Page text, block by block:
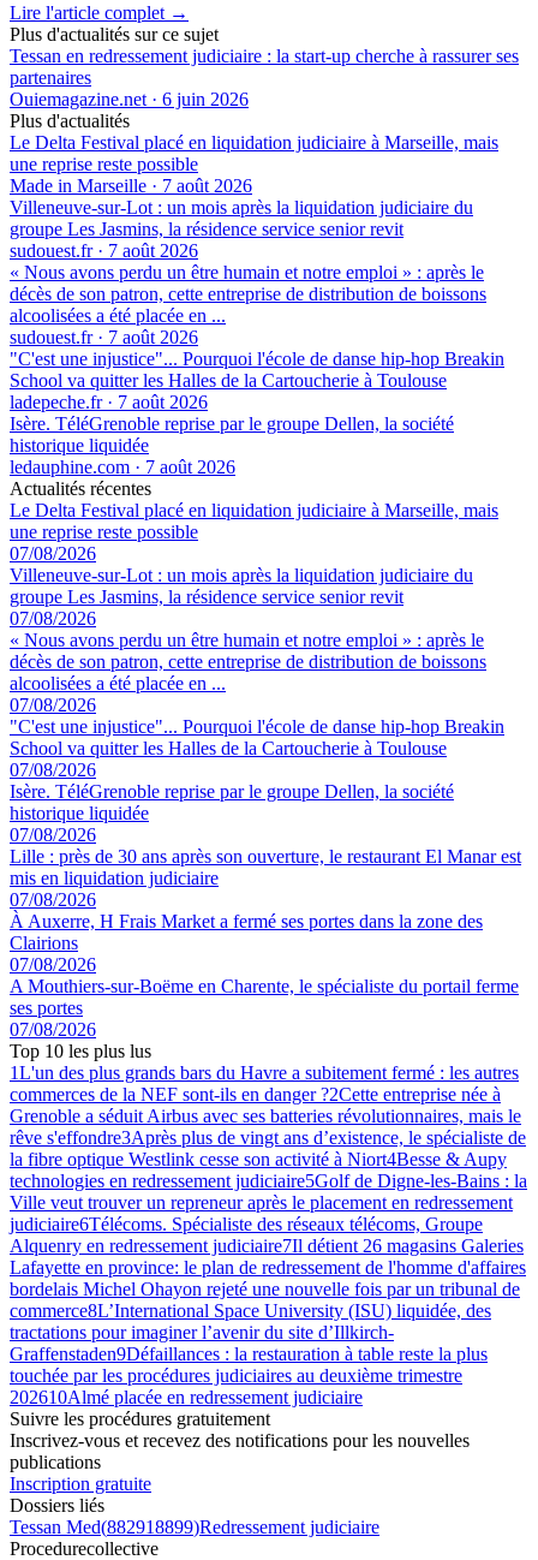
Lire l'article complet →
Plus d'actualités sur ce sujet
Tessan en redressement judiciaire : la start-up cherche à rassurer ses
partenaires
Ouiemagazine.net · 6 juin 2026
Plus d'actualités
Le Delta Festival placé en liquidation judiciaire à Marseille, mais
une reprise reste possible
Made in Marseille · 7 août 2026
Villeneuve-sur-Lot : un mois après la liquidation judiciaire du
groupe Les Jasmins, la résidence service senior revit
sudouest.fr· 7 août 2026
« Nous avons perdu un être humain et notre emploi » : après le
décès de son patron, cette entreprise de distribution de boissons
alcoolisées a été placée en ...
sudouest.fr· 7 août 2026
"C'est une injustice"... Pourquoi l'école de danse hip-hop Breakin
School va quitter les Halles de la Cartoucherie à Toulouse
ladepeche.fr· 7 août 2026
Isère. TéléGrenoble reprise par le groupe Dellen, la société
historique liquidée
ledauphine.com · 7 août 2026
Actualités récentes
Le Delta Festival placé en liquidation judiciaire à Marseille, mais
une reprise reste possible
07/08/2026
Villeneuve-sur-Lot : un mois après la liquidation judiciaire du
groupe Les Jasmins, la résidence service senior revit
07/08/2026
« Nous avons perdu un être humain et notre emploi » : après le
décès de son patron, cette entreprise de distribution de boissons
alcoolisées a été placée en ...
07/08/2026
"C'est une injustice"... Pourquoi l'école de danse hip-hop Breakin
School va quitter les Halles de la Cartoucherie à Toulouse
07/08/2026
Isère. TéléGrenoble reprise par le groupe Dellen, la société
historique liquidée
07/08/2026
Lille : près de 30 ans après son ouverture, le restaurant El Manar est
mis en liquidation judiciaire
07/08/2026
À Auxerre, H Frais Market a fermé ses portes dans la zone des
Clairions
07/08/2026
A Mouthiers-sur-Boëme en Charente, le spécialiste du portail ferme
ses portes
07/08/2026
Top 10 les plus lus
1L'un des plus grands bars du Havre a subitement fermé : les autres
commerces de la NEF sont-ils en danger ?2Cette entreprise née à
Grenoble a séduit Airbus avec ses batteries révolutionnaires, mais le
rêve s'effondre3Après plus de vingt ans d’existence, le spécialiste de
la fibre optique Westlink cesse son activité à Niort4Besse & Aupy
technologies en redressement judiciaire5Golf de Digne-les-Bains : la
Ville veut trouver un repreneur après le placement en redressement
judiciaire6Télécoms. Spécialiste des réseaux télécoms, Groupe
Alquenry en redressement judiciaire7Il détient 26 magasins Galeries
Lafayette en province: le plan de redressement de l'homme d'affaires
bordelais Michel Ohayon rejeté une nouvelle fois par un tribunal de
commerce8L’International Space University (ISU) liquidée, des
tractations pour imaginer l’avenir du site d’Illkirch-
Graffenstaden9Défaillances : la restauration à table reste la plus
touchée par les procédures judiciaires au deuxième trimestre
202610Almé placée en redressement judiciaire
Suivre les procédures gratuitement
Inscrivez-vous et recevez des notifications pour les nouvelles
publications
Inscription gratuite
Dossiers liés
Tessan Med(882918899)Redressement judiciaire
Procedurecollective